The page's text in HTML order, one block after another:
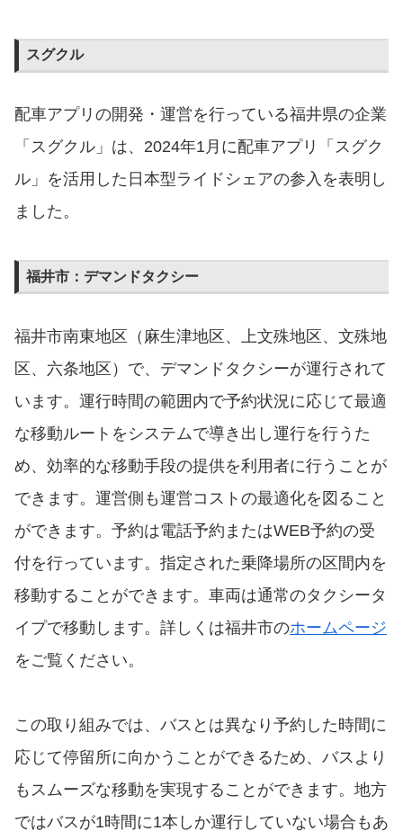
スグクル
配車アプリの開発・運営を行っている福井県の企業
「スグクル」は、2024年1月に配車アプリ「スグク
ル」を活用した日本型ライドシェアの参入を表明し
ました。
福井市：デマンドタクシー
福井市南東地区（麻生津地区、上文殊地区、文殊地
区、六条地区）で、デマンドタクシーが運行されて
います。運行時間の範囲内で予約状況に応じて最適
な移動ルートをシステムで導き出し運行を行うた
め、効率的な移動手段の提供を利用者に行うことが
できます。運営側も運営コストの最適化を図ること
ができます。予約は電話予約またはWEB予約の受
付を行っています。指定された乗降場所の区間内を
移動することができます。車両は通常のタクシータ
イプで移動します。詳しくは福井市のホームページ
をご覧ください。
この取り組みでは、バスとは異なり予約した時間に
応じて停留所に向かうことができるため、バスより
もスムーズな移動を実現することができます。地方
ではバスが1時間に1本しか運行していない場合もあ